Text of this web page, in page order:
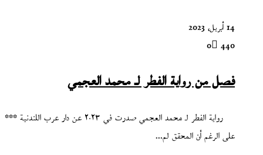
14 أبريل، 2023
0 440
فصل من رواية الفطر لـ محمد العجمي
رواية الفطر لـ محمد العجمي صدرت في ٢٠٢٣ عن دار عرب اللندنية ***
على الرغم أن المحقق لم…